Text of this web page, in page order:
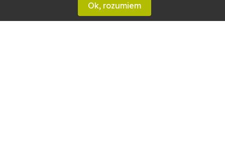
Ok, rozumiem